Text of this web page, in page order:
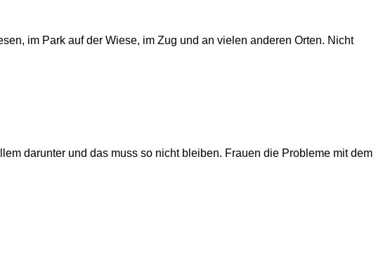
im Park auf der Wiese, im Zug und an vielen anderen Orten. Nicht
darunter und das muss so nicht bleiben. Frauen die Probleme mit dem